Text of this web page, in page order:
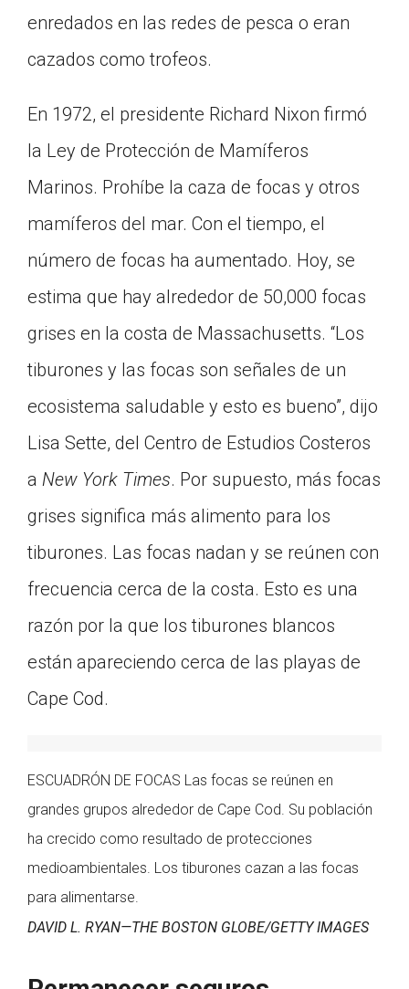
enredados en las redes de pesca o eran
cazados como trofeos.
En 1972, el presidente Richard Nixon firmó
la Ley de Protección de Mamíferos
Marinos. Prohíbe la caza de focas y otros
mamíferos del mar. Con el tiempo, el
número de focas ha aumentado. Hoy, se
estima que hay alrededor de 50,000 focas
grises en la costa de Massachusetts. “Los
tiburones y las focas son señales de un
ecosistema saludable y esto es bueno”, dijo
Lisa Sette, del Centro de Estudios Costeros
a New York Times. Por supuesto, más focas
grises significa más alimento para los
tiburones. Las focas nadan y se reúnen con
frecuencia cerca de la costa. Esto es una
razón por la que los tiburones blancos
están apareciendo cerca de las playas de
Cape Cod.
ESCUADRÓN DE FOCAS Las focas se reúnen en
grandes grupos alrededor de Cape Cod. Su población
ha crecido como resultado de protecciones
medioambientales. Los tiburones cazan a las focas
para alimentarse.
DAVID L. RYAN—THE BOSTON GLOBE/GETTY IMAGES